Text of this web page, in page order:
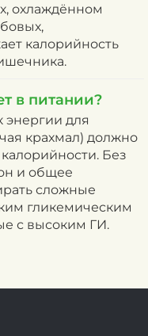
охлаждённом
калорийность
в питании?
энергии для
крахмал) должно
Без
и общее
сложные
гликемическим
с высоким ГИ.